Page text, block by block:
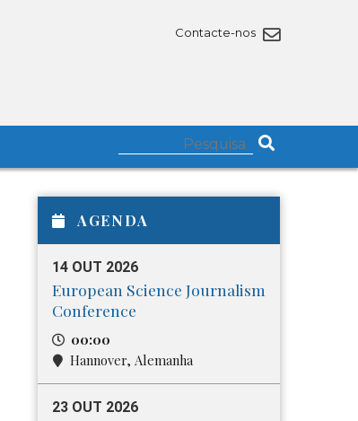
Contacte-nos
AGENDA
14 OUT 2026
European Science Journalism
Conference
00:00
Hannover, Alemanha
23 OUT 2026